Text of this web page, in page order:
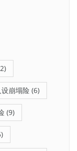
设崩塌险 (6)
(9)